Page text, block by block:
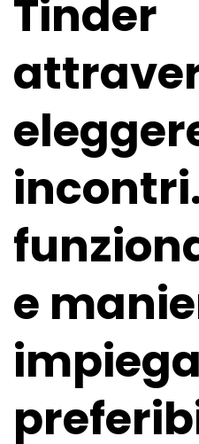
Tinder
e